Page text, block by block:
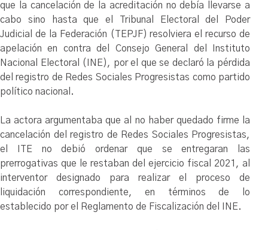
que la cancelación de la acreditación no debía llevarse a
cabo sino hasta que el Tribunal Electoral del Poder
Judicial de la Federación (TEPJF) resolviera el recurso de
apelación en contra del Consejo General del Instituto
Nacional Electoral (INE), por el que se declaró la pérdida
del registro de Redes Sociales Progresistas como partido
político nacional.
La actora argumentaba queal no haber quedado firme la
cancelación del registro de Redes Sociales Progresistas,
el ITE no debió ordenar que se entregaran las
prerrogativas que le restaban del ejercicio fiscal 2021, al
interventor designado para realizar el proceso de
liquidación correspondiente, en términos de lo
establecido por el Reglamento de Fiscalización del INE.